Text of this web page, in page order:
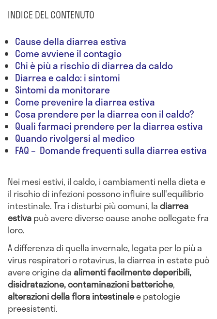
INDICE DEL CONTENUTO
Cause della diarrea estiva
Come avviene il contagio
Chi è più a rischio di diarrea da caldo
Diarrea e caldo: i sintomi
Sintomi da monitorare
Come prevenire la diarrea estiva
Cosa prendere per la diarrea con il caldo?
Quali farmaci prendere per la diarrea estiva
Quando rivolgersi al medico
FAQ – Domande frequenti sulla diarrea estiva
Nei mesi estivi, il caldo, i cambiamenti nella dieta e
il rischio di infezioni possono influire sull'equilibrio
intestinale. Tra i disturbi più comuni, ladiarrea
estivapuò avere diverse cause anche collegate fra
loro.
A differenza di quella invernale, legata per lo più a
virus respiratori o rotavirus, la diarrea in estate può
avere origine da alimenti facilmente deperibili,
disidratazione, contaminazioni batteriche,
alterazioni della flora intestinalee patologie
preesistenti.